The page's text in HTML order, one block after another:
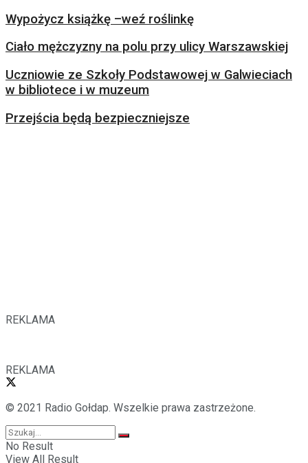
Wypożycz książkę –weź roślinkę
Ciało mężczyzny na polu przy ulicy Warszawskiej
Uczniowie ze Szkoły Podstawowej w Galwieciach
w bibliotece i w muzeum
Przejścia będą bezpieczniejsze
REKLAMA
REKLAMA
© 2021 Radio Gołdap. Wszelkie prawa zastrzeżone.
No Result
View All Result